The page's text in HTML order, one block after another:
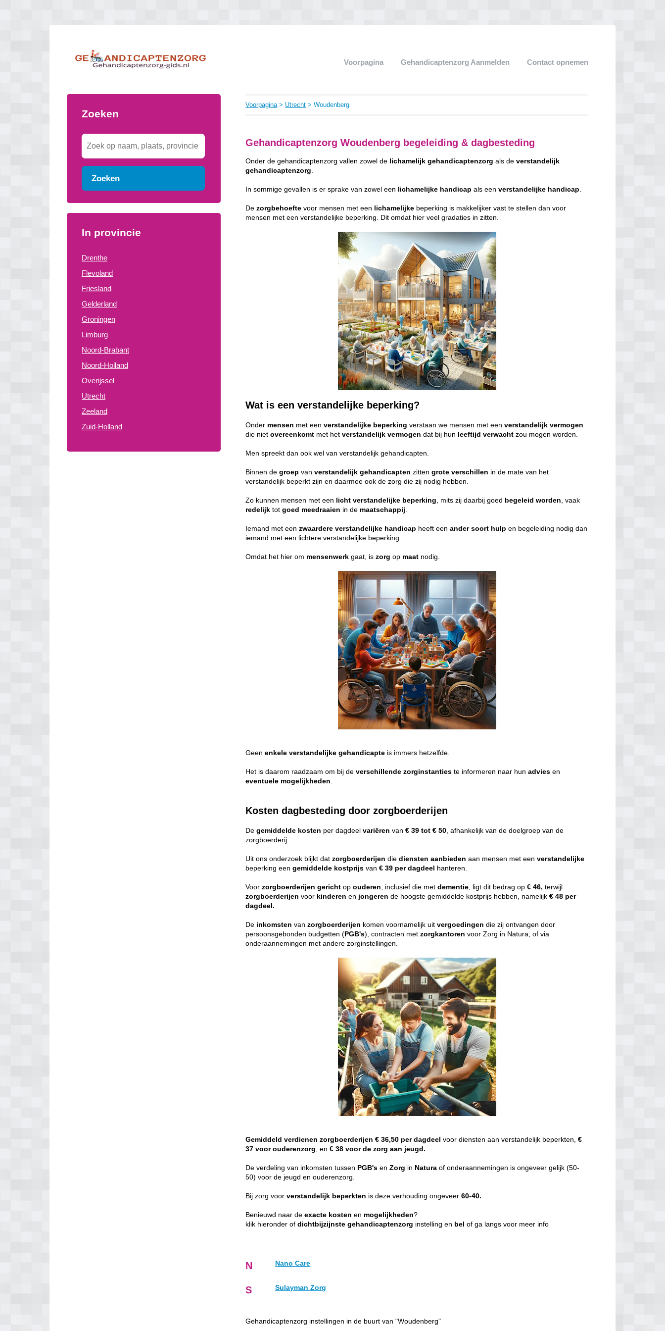
Voorpagina Gehandicaptenzorg Aanmelden Contact opnemen
Zoeken
Zoeken
In provincie
Drenthe
Flevoland
Friesland
Gelderland
Groningen
Limburg
Noord-Brabant
Noord-Holland
Overijssel
Utrecht
Zeeland
Zuid-Holland
Voorpagina> Utrecht > Woudenberg
Gehandicaptenzorg Woudenberg begeleiding & dagbesteding
Onder de gehandicaptenzorg vallen zowel de lichamelijk gehandicaptenzorg als deverstandelijk
gehandicaptenzorg
In sommige gevallen is er sprake van zowel een lichamelijke handicap als eenverstandelijke handicap
Dezorgbehoefte voor mensen met een lichamelijke beperking is makkelijker vast te stellen dan voor
mensen met een verstandelijke beperking. Dit omdat hier veel gradaties in zitten.
Wat is een verstandelijke beperking?
Onder mensen met eenverstandelijke beperking verstaan we mensen met eenverstandelijk vermogen
die nietovereenkomt met hetverstandelijk vermogen dat bij hun leeftijd verwacht zou mogen worden.
Men spreekt dan ook wel van verstandelijk gehandicapten.
Binnen degroep vanverstandelijk gehandicapten zittengrote verschillen in de mate van het
verstandelijk beperkt zijn en daarmee ook de zorg die zij nodig hebben.
Zo kunnen mensen met een licht verstandelijke beperking, mits zij daarbij goed begeleid worden, vaak
redelijk totgoed meedraaien in de maatschappij.
Iemand met eenzwaardere verstandelijke handicap heeft eenander soort hulp en begeleiding nodig dan
iemand met een lichtere verstandelijke beperking.
Omdat het hier om mensenwerk gaat, iszorg op maat nodig.
Geenenkele verstandelijke gehandicapte is immers hetzelfde.
Het is daarom raadzaam om bij deverschillende zorginstanties te informeren naar hunadvies en
eventuele mogelijkheden.
Kosten dagbesteding door zorgboerderijen
Degemiddelde kosten per dagdeelvariëren van€ 39 tot € 50 , afhankelijk van de doelgroep van de
zorgboerderij.
Uit ons onderzoek blijkt datzorgboerderijen diediensten aanbieden aan mensen met eenverstandelijke
beperking eengemiddelde kostprijs van€ 39 per dagdeel hanteren.
Voorzorgboerderijen gericht opouderen , inclusief die metdementie , ligt dit bedrag op€ 46, terwijl
zorgboerderijen voor kinderen en jongeren de hoogste gemiddelde kostprijs hebben, namelijk€ 48 per
dagdeel.
De inkomsten vanzorgboerderijen komen voornamelijk uitvergoedingen die zij ontvangen door
persoonsgebonden budgetten ( PGB's), contracten metzorgkantoren voor Zorg in Natura, of via
onderaannemingen met andere zorginstellingen.
Gemiddeld verdienen zorgboerderijen € 36,50 per dagdeel voor diensten aan verstandelijk beperkten,€
37 voor ouderenzorg , en€ 38 voor de zorg aan jeugd.
De verdeling van inkomsten tussen PGB's enZorg in Natura of onderaannemingen is ongeveer gelijk (50-
50) voor de jeugd en ouderenzorg.
Bij zorg voorverstandelijk beperkten is deze verhouding ongeveer60-40.
Benieuwd naar deexacte kosten en mogelijkheden?
klik hieronder ofdichtbijzijnste gehandicaptenzorg instelling en bel of ga langs voor meer info
N Nano Care
S Sulayman Zorg
Gehandicaptenzorg instellingen in de buurt van "Woudenberg"